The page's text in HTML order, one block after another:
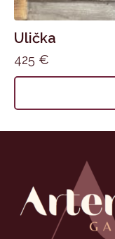
Ulička
425 €